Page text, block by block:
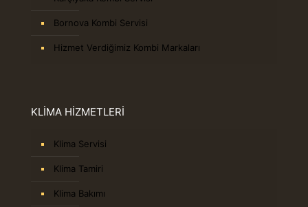
Bornova Kombi Servisi
Hizmet Verdiğimiz Kombi Markaları
KLİMA HİZMETLERİ
Klima Servisi
Klima Tamiri
Klima Bakımı